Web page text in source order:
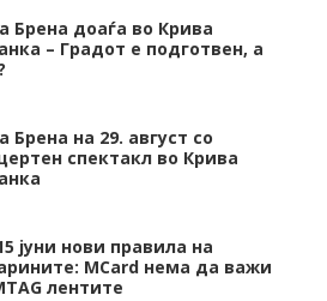
Брена доаѓа во Крива
– Градот е подготвен, а
Брена на 29. август со
спектакл во Крива
јуни нови правила на
MCard нема да важи
лентите